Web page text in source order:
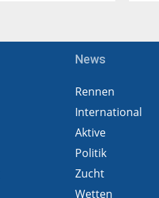
News
Rennen
International
Aktive
Politik
Zucht
Wetten